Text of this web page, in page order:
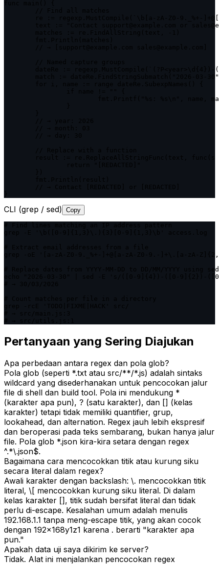
CLI (grep / sed) Copy
grep -oE '[a-zA-Z0-9._%+-]+@[a-zA-Z0-9.-]+\.[a-zA-
# Replace dates from YYYY-MM-DD to DD/MM/YYYY using sed
echo "2026-03-30" | sed -E 's/([0-9]{4})-([0-
Pertanyaan yang Sering Diajukan
Apa perbedaan antara regex dan pola glob?
Pola glob (seperti *.txt atau src/**/*.js) adalah sintaks
wildcard yang disederhanakan untuk pencocokan jalur
file di shell dan build tool. Pola ini mendukung *
(karakter apa pun), ? (satu karakter), dan [] (kelas
karakter) tetapi tidak memiliki quantifier, grup,
lookahead, dan alternation. Regex jauh lebih ekspresif
dan beroperasi pada teks sembarang, bukan hanya jalur
file. Pola glob *.json kira-kira setara dengan regex
^.*\.json$.
Bagaimana cara mencocokkan titik atau kurung siku
secara literal dalam regex?
Awali karakter dengan backslash: \. mencocokkan titik
literal, \[ mencocokkan kurung siku literal. Di dalam
kelas karakter [], titik sudah bersifat literal dan tidak
perlu di-escape. Kesalahan umum adalah menulis
192.168.1.1 tanpa meng-escape titik, yang akan cocok
dengan 192x168y1z1 karena . berarti "karakter apa
pun."
Apakah data uji saya dikirim ke server?
Tidak. Alat ini menjalankan pencocokan regex